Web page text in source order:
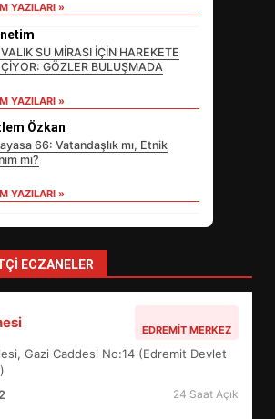
YAZILARI »
SU MİRASI İÇİN HAREKETE
GÖZLER BULUŞMADA
YAZILARI »
Özkan
66: Vatandaşlık mı, Etnik
mı?
YAZILARI »
ECZANELER
EDREMIT MERKEZ
Gazi Caddesi No:14 (Edremit Devlet
24 Saat Açık
EİB’DE KRİTİK ATAMA:
SÜRDÜRÜLEBİLİRLİKTE NE
DEĞİŞECEK?
EDREMİT’İN GURURU TÜRKİYE
FİNALİNDE NE BAŞARDI?
BALIKESİR MÜZELERİNDE SÜRE
UZATILDI: NE DEĞİŞTİ?
BURHANİYE SATRANÇ
TURNUVASI KAYITLARI NEYİ
DEĞİŞTİRİYOR?